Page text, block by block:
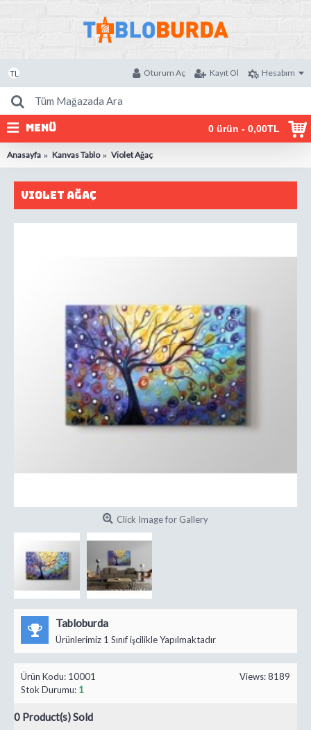
0 ürün - 0,00TL
TL Oturum Aç Kayıt Ol Hesabım
MENÜ
Anasayfa Kanvas Tablo Violet Ağaç
Violet Ağaç
Click Image for Gallery
Tabloburda
Ürünlerimiz 1 Sınıf işcilikle Yapılmaktadır
Views: 8189
Ürün Kodu: 10001
Stok Durumu: 1
0 Product(s) Sold